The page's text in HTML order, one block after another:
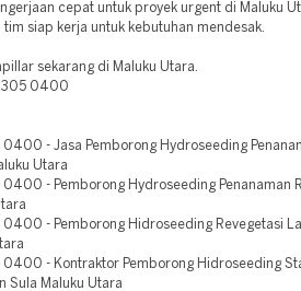
cepat untuk proyek urgent di Maluku
tim siap kerja untuk kebutuhan mendesak.
sekarang di Maluku Utara.
0400
0400 - Jasa Pemborong Hydroseeding
Utara
0400 - Pemborong Hydroseeding Penanaman
0400 - Pemborong Hidroseeding Revegetasi
0400 - Kontraktor Pemborong Hidroseeding
Sula Maluku Utara